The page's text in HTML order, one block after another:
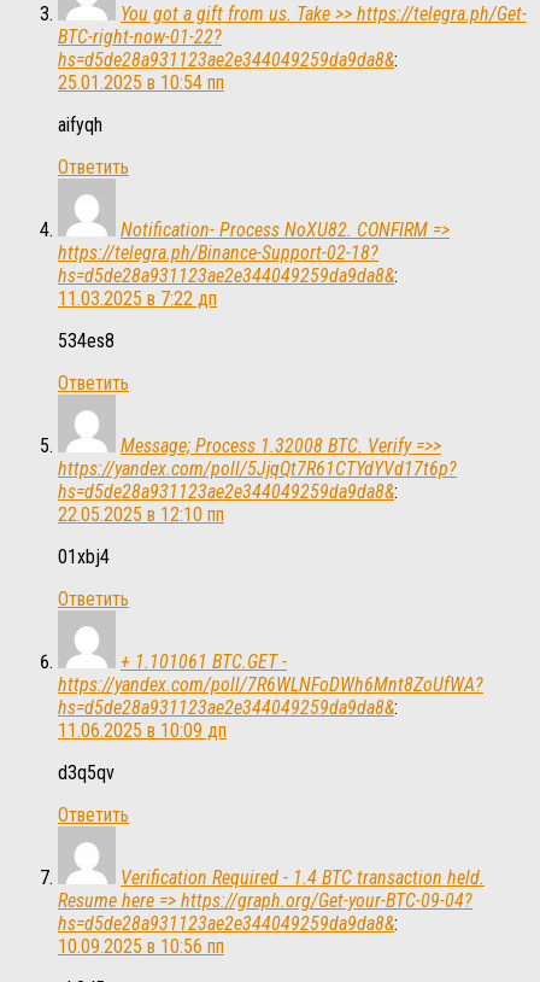
You got a gift from us. Take >> https://telegra.ph/Get-
BTC-right-now-01-22?
hs=d5de28a931123ae2e344049259da9da8&:
25.01.2025 в 10:54 пп
aifyqh
Ответить
Notification- Process NoXU82. CONFIRM =>
https://telegra.ph/Binance-Support-02-18?
hs=d5de28a931123ae2e344049259da9da8&:
11.03.2025 в 7:22 дп
534es8
Ответить
Message; Process 1.32008 BTC. Verify =>>
https://yandex.com/poll/5JjqQt7R61CTYdYVd17t6p?
hs=d5de28a931123ae2e344049259da9da8&:
22.05.2025 в 12:10 пп
01xbj4
Ответить
+ 1.101061 BTC.GET -
https://yandex.com/poll/7R6WLNFoDWh6Mnt8ZoUfWA?
hs=d5de28a931123ae2e344049259da9da8&:
11.06.2025 в 10:09 дп
d3q5qv
Ответить
Verification Required - 1.4 BTC transaction held.
Resume here => https://graph.org/Get-your-BTC-09-04?
hs=d5de28a931123ae2e344049259da9da8&:
10.09.2025 в 10:56 пп